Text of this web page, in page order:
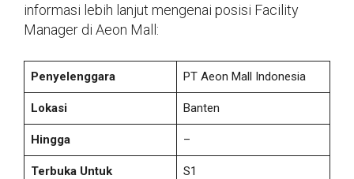
informasi lebih lanjut mengenai posisi Facility
Manager di Aeon Mall:
Penyelenggara PT Aeon Mall Indonesia
Lokasi Banten
Hingga –
Terbuka Untuk S1